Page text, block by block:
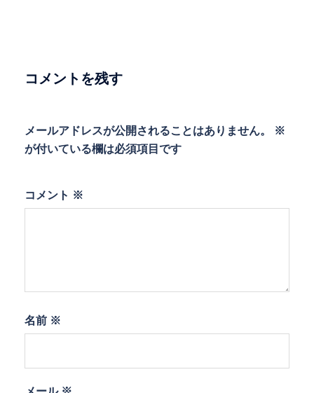
ンコメントを残す
メールアドレスが公開されることはありません。
※
が付いている欄は必須項目です
コメント ※
名前 ※